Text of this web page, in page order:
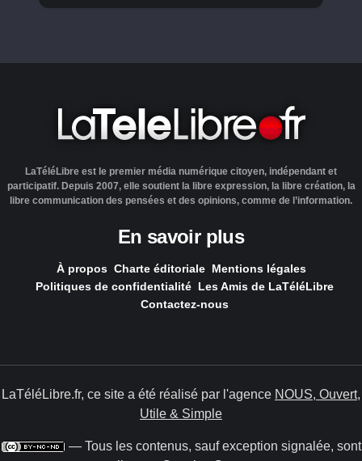
LaTéléLibre est le premier média numérique citoyen, indépendant et
participatif. Depuis 2007, elle soutient la libre expression, la libre création, la
libre communication des pensées et des opinions, comme de l’information.
En savoir plus
À propos Charte éditoriale Mentions légales
Politiques de confidentialité Les Amis de LaTéléLibre
Contactez-nous
LaTéléLibre.fr, ce site a été réalisé par l'agence NOUS, Ouvert,
Utile & Simple
— Tous les contenus, sauf exception signalée, sont